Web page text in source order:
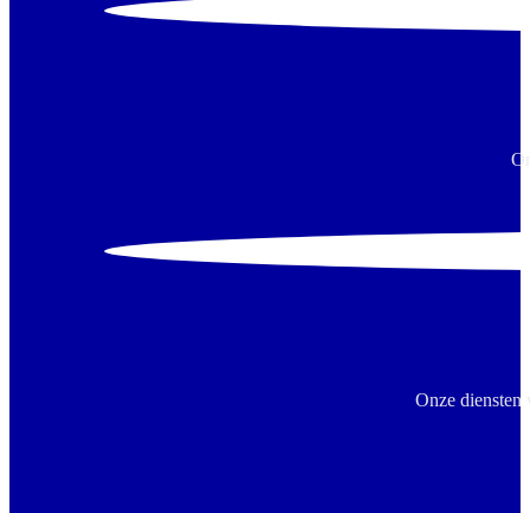
Onze diensten